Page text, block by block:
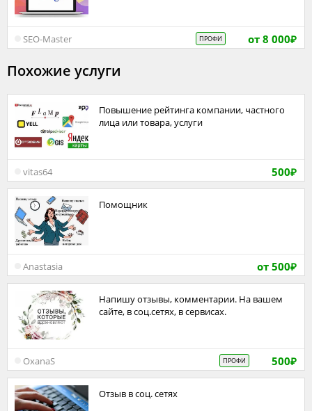
от 8 000₽
ПРОФИ
SEO-Master
Похожие услуги
Повышение рейтинга компании, частного
лица или товара, услуги
500₽
vitas64
Помощник
от 500₽
Anastasia
Напишу отзывы, комментарии. На вашем
сайте, в соц.сетях, в сервисах.
500₽
ПРОФИ
OxanaS
Отзыв в соц. сетях